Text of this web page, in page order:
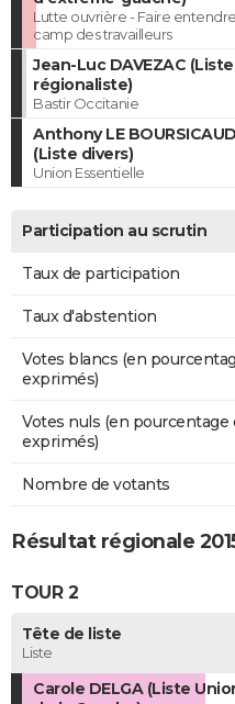
Lutte ouvrière - Faire
camp des travailleurs
Jean-Luc DAVEZAC (Liste
régionaliste)
Bastir Occitanie
Anthony LE BOURSICAUD
(Liste divers)
Union Essentielle
Participation au scrutin
Taux de participation
Taux d'abstention
Votes blancs (en
exprimés)
Votes nuls (en pourcentage
exprimés)
Nombre de votants
Résultat régionale
TOUR 2
Tête de liste
Liste
Carole DELGA (Liste